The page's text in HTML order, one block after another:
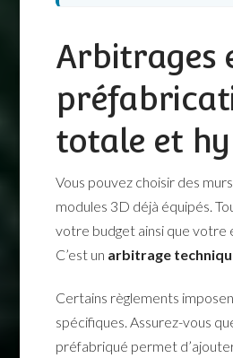
Arbitrages
totale et
Vous pouvez choisir des
modules 3D déjà équipés.
votre budget ainsi que votre
C’est un arbitrage
Certains règlements
spécifiques. Assurez-vous
préfabriqué permet